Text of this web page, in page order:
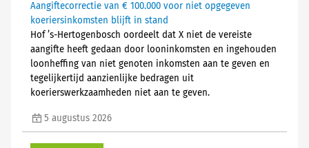
Aangiftecorrectie van € 100.000 voor niet opgegeven
koeriersinkomsten blijft in stand
Hof ’s-Hertogenbosch oordeelt dat X niet de vereiste
aangifte heeft gedaan door looninkomsten en ingehouden
loonheffing van niet genoten inkomsten aan te geven en
tegelijkertijd aanzienlijke bedragen uit
koerierswerkzaamheden niet aan te geven.
5 augustus 2026